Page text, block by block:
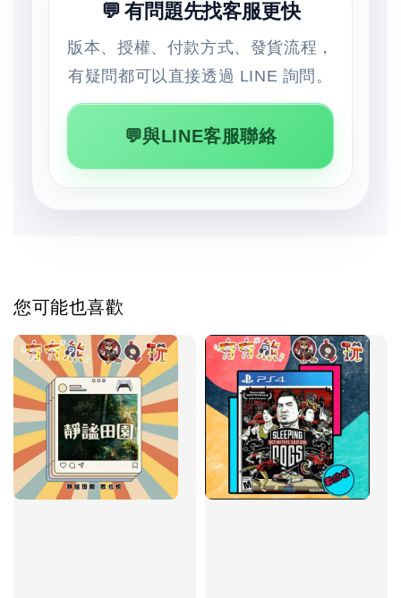
💬 有問題先找客服更快
版本、授權、付款方式、發貨流程，
有疑問都可以直接透過 LINE 詢問。
💬與LINE客服聯絡
您可能也喜歡